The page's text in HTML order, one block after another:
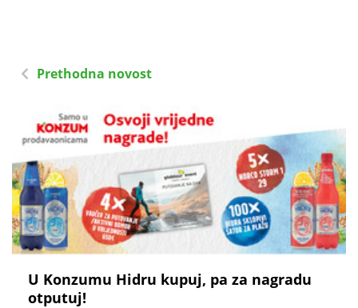
Prethodna novost
U Konzumu Hidru kupuj, pa za nagradu
otputuj!